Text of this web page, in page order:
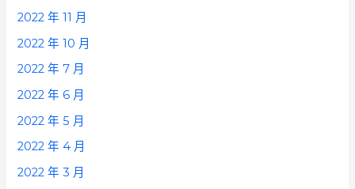
2022 年 11 月
2022 年 10 月
2022 年 7 月
2022 年 6 月
2022 年 5 月
2022 年 4 月
2022 年 3 月